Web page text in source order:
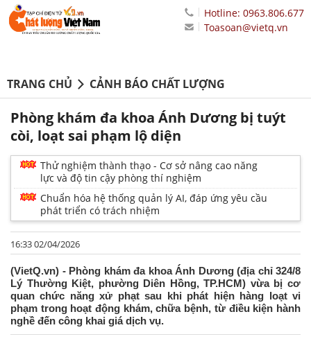
Hotline: 0963.806.677
Toasoan@vietq.vn
TRANG CHỦ CẢNH BÁO CHẤT LƯỢNG
Phòng khám đa khoa Ánh Dương bị tuýt
còi, loạt sai phạm lộ diện
Thử nghiệm thành thạo - Cơ sở nâng cao năng
lực và độ tin cậy phòng thí nghiệm
Chuẩn hóa hệ thống quản lý AI, đáp ứng yêu cầu
phát triển có trách nhiệm
16:33 02/04/2026
(VietQ.vn) - Phòng khám đa khoa Ánh Dương (địa chỉ 324/8
Lý Thường Kiệt, phường Diên Hồng, TP.HCM) vừa bị cơ
quan chức năng xử phạt sau khi phát hiện hàng loạt vi
phạm trong hoạt động khám, chữa bệnh, từ điều kiện hành
nghề đến công khai giá dịch vụ.